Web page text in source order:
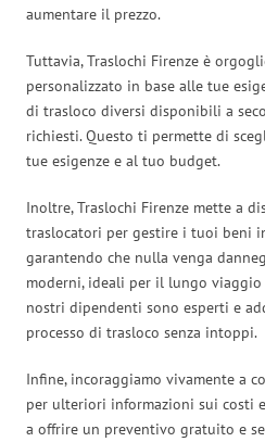
aumentare il prezzo.
Tuttavia, Traslochi Firenze è
personalizzato in base alle tue
di trasloco diversi disponibili a
richiesti. Questo ti permette di
tue esigenze e al tuo budget.
Inoltre, Traslochi Firenze mette a
traslocatori per gestire i tuoi beni
garantendo che nulla venga
moderni, ideali per il lungo
nostri dipendenti sono esperti e
processo di trasloco senza intoppi.
Infine, incoraggiamo vivamente a
per ulteriori informazioni sui costi
a offrire un preventivo gratuito e